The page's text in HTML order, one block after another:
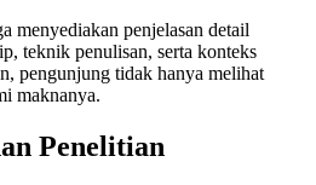
menyediakan penjelasan detail
teknik penulisan, serta konteks
pengunjung tidak hanya melihat
maknanya.
Penelitian